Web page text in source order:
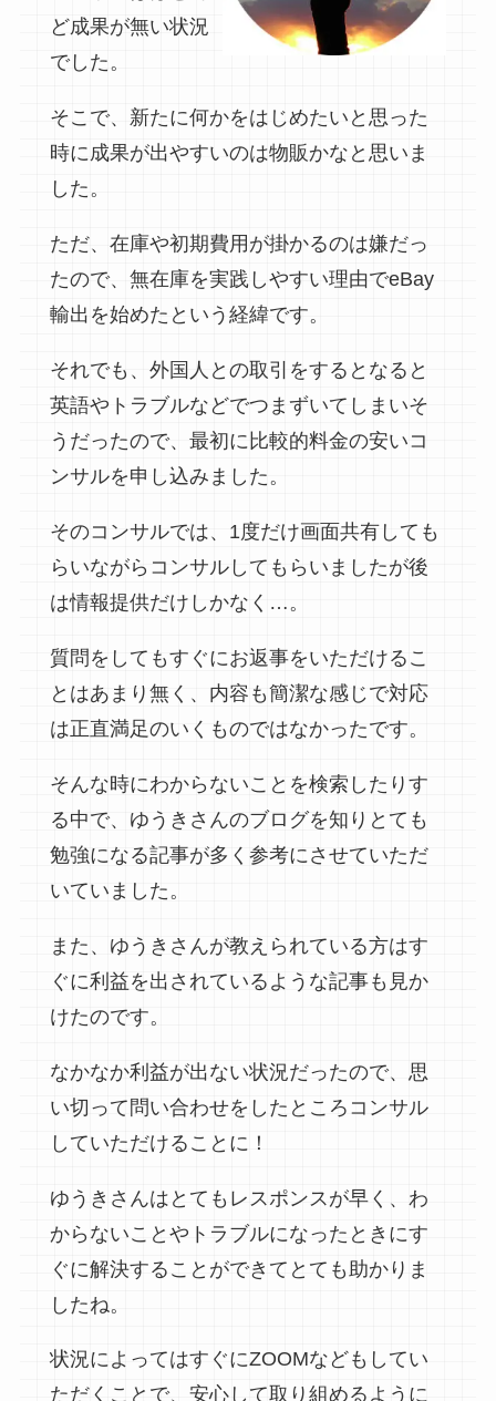
ど成果が無い状況
でした。
そこで、新たに何かをはじめたいと思った
時に成果が出やすいのは物販かなと思いま
した。
ただ、在庫や初期費用が掛かるのは嫌だっ
たので、無在庫を実践しやすい理由でeBay
輸出を始めたという経緯です。
それでも、外国人との取引をするとなると
英語やトラブルなどでつまずいてしまいそ
うだったので、最初に比較的料金の安いコ
ンサルを申し込みました。
そのコンサルでは、1度だけ画面共有しても
らいながらコンサルしてもらいましたが後
は情報提供だけしかなく…。
質問をしてもすぐにお返事をいただけるこ
とはあまり無く、内容も簡潔な感じで対応
は正直満足のいくものではなかったです。
そんな時にわからないことを検索したりす
る中で、ゆうきさんのブログを知りとても
勉強になる記事が多く参考にさせていただ
いていました。
また、ゆうきさんが教えられている方はす
ぐに利益を出されているような記事も見か
けたのです。
なかなか利益が出ない状況だったので、思
い切って問い合わせをしたところコンサル
していただけることに！
ゆうきさんはとてもレスポンスが早く、わ
からないことやトラブルになったときにす
ぐに解決することができてとても助かりま
したね。
状況によってはすぐにZOOMなどもしてい
ただくことで、安心して取り組めるように